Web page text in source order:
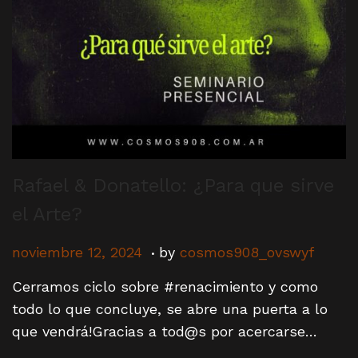
i
o
n
P
s
t
e
noviembre 12, 2024
n
v
e
. by cosmos908_ovswyf
Cerramos ciclo sobre #renacimiento y como
todo lo que concluye, se abre una puerta a lo
que vendrá!Gracias a tod@s por acercarse…